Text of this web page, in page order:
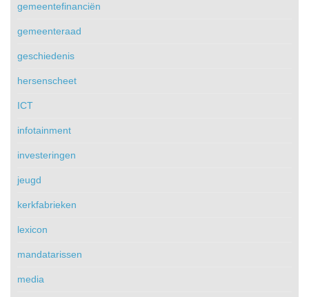
gemeentefinanciën
gemeenteraad
geschiedenis
hersenscheet
ICT
infotainment
investeringen
jeugd
kerkfabrieken
lexicon
mandatarissen
media